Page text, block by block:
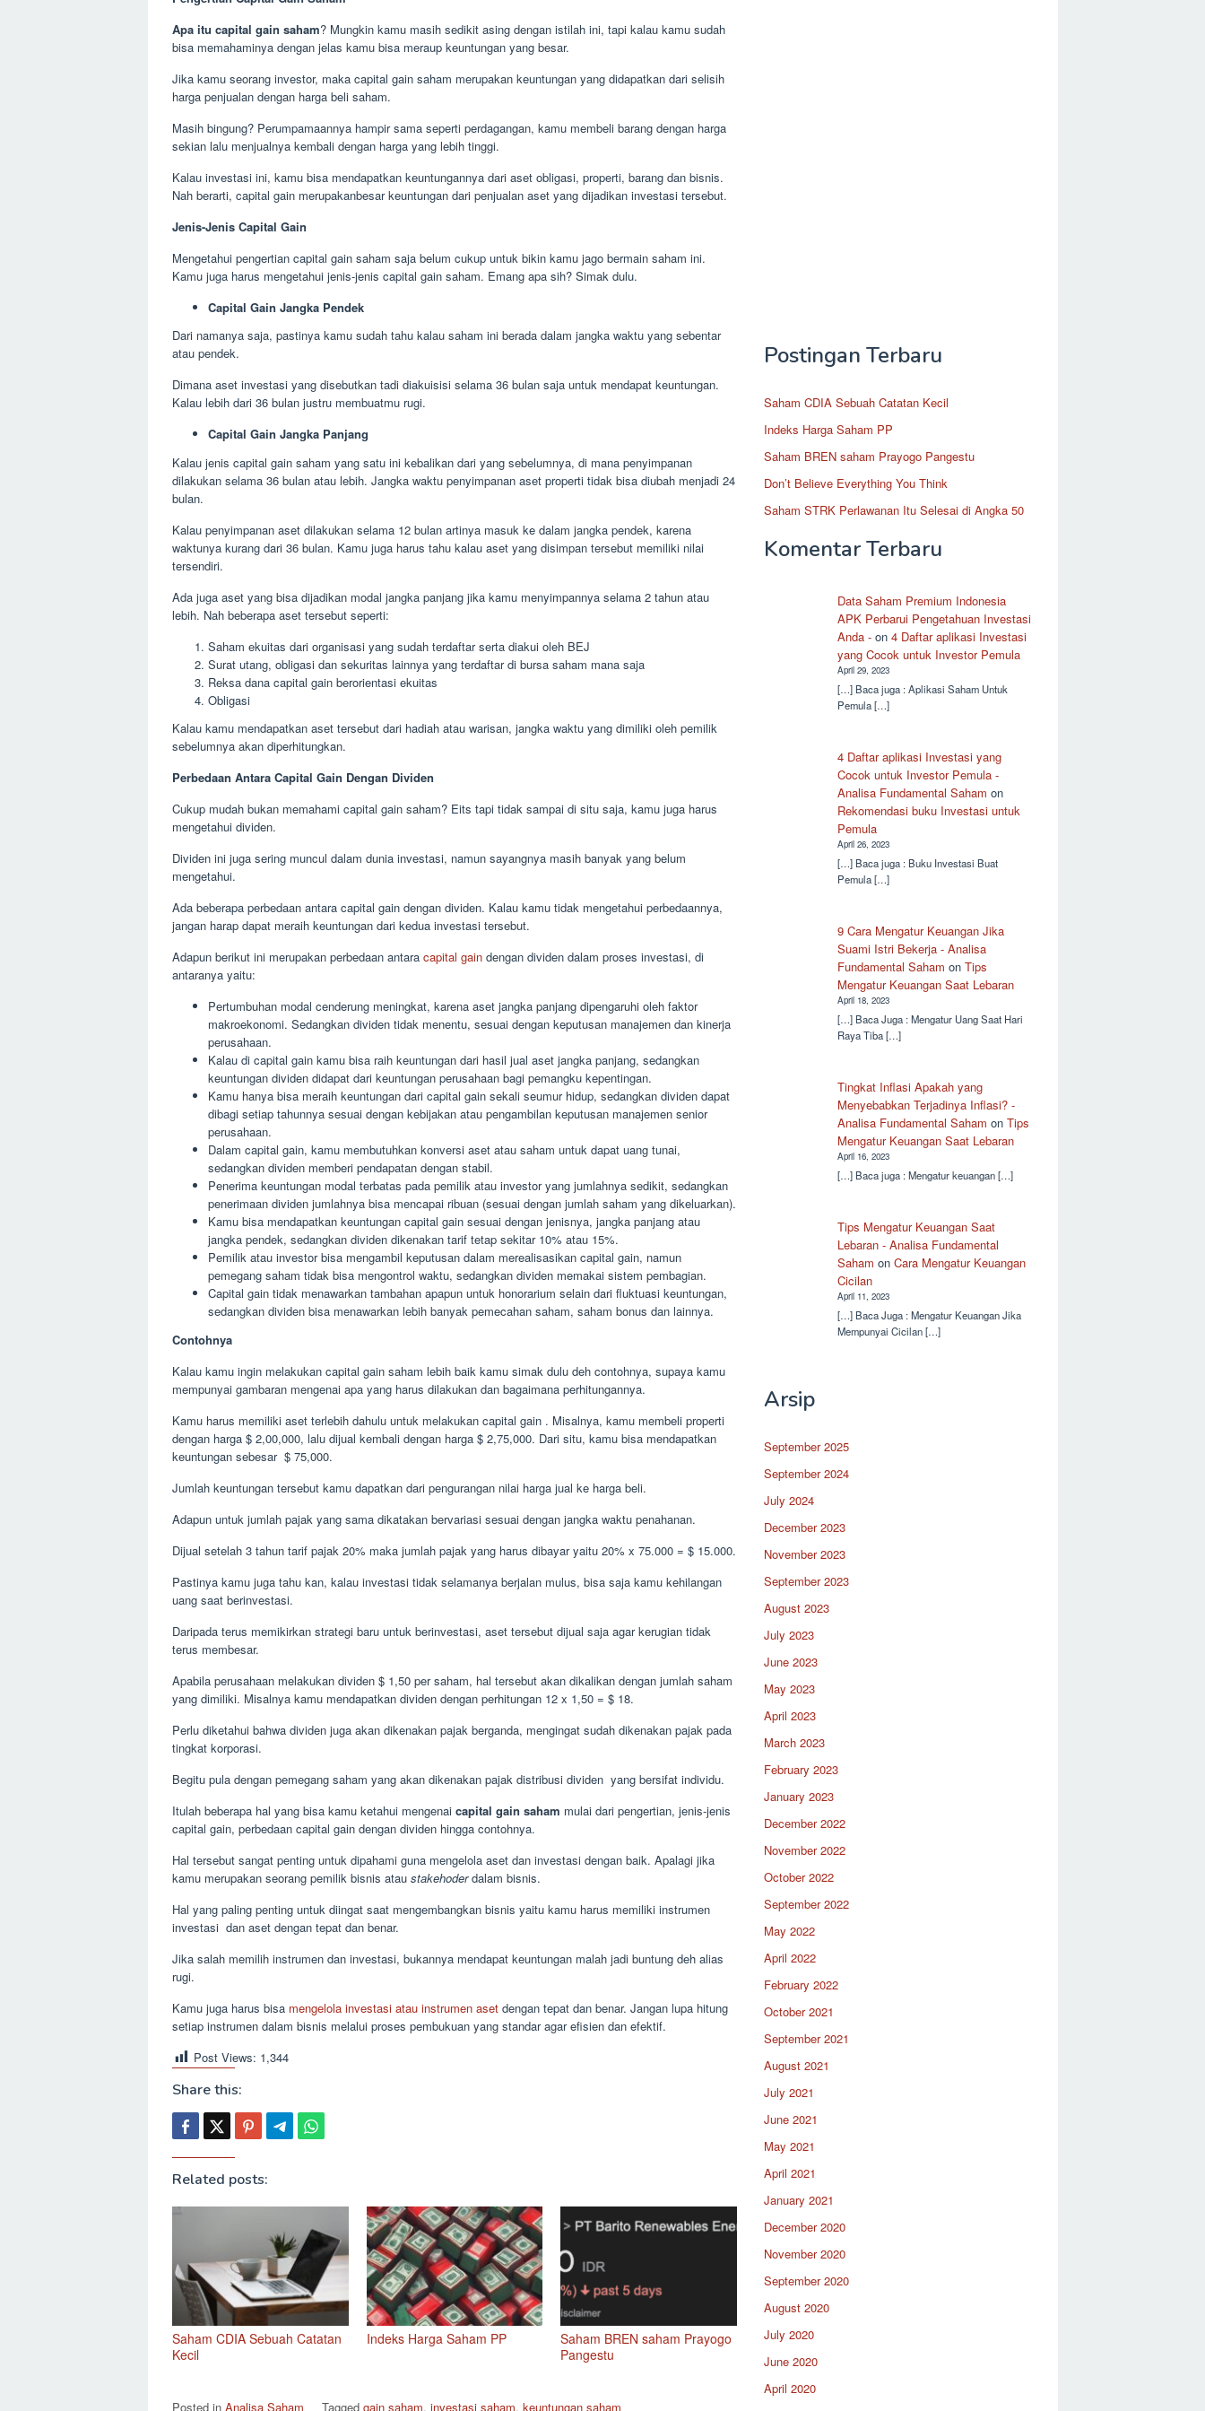
Apa itu capital gain saham? Mungkin kamu masih sedikit asing dengan istilah ini, tapi kalau kamu sudah
bisa memahaminya dengan jelas kamu bisa meraup keuntungan yang besar.
Jika kamu seorang investor, maka capital gain saham merupakan keuntungan yang didapatkan dari selisih
harga penjualan dengan harga beli saham.
Masih bingung? Perumpamaannya hampir sama seperti perdagangan, kamu membeli barang dengan harga
sekian lalu menjualnya kembali dengan harga yang lebih tinggi.
Kalau investasi ini, kamu bisa mendapatkan keuntungannya dari aset obligasi, properti, barang dan bisnis.
Nah berarti, capital gain merupakanbesar keuntungan dari penjualan aset yang dijadikan investasi tersebut.
Jenis-Jenis Capital Gain
Mengetahui pengertian capital gain saham saja belum cukup untuk bikin kamu jago bermain saham ini.
Kamu juga harus mengetahui jenis-jenis capital gain saham. Emang apa sih? Simak dulu.
Capital Gain Jangka Pendek
Dari namanya saja, pastinya kamu sudah tahu kalau saham ini berada dalam jangka waktu yang sebentar
atau pendek.
Dimana aset investasi yang disebutkan tadi diakuisisi selama 36 bulan saja untuk mendapat keuntungan.
Kalau lebih dari 36 bulan justru membuatmu rugi.
Capital Gain Jangka Panjang
Kalau jenis capital gain saham yang satu ini kebalikan dari yang sebelumnya, di mana penyimpanan
dilakukan selama 36 bulan atau lebih. Jangka waktu penyimpanan aset properti tidak bisa diubah menjadi 24
bulan.
Kalau penyimpanan aset dilakukan selama 12 bulan artinya masuk ke dalam jangka pendek, karena
waktunya kurang dari 36 bulan. Kamu juga harus tahu kalau aset yang disimpan tersebut memiliki nilai
tersendiri.
Ada juga aset yang bisa dijadikan modal jangka panjang jika kamu menyimpannya selama 2 tahun atau
lebih. Nah beberapa aset tersebut seperti:
Saham ekuitas dari organisasi yang sudah terdaftar serta diakui oleh BEJ
Surat utang, obligasi dan sekuritas lainnya yang terdaftar di bursa saham mana saja
Reksa dana capital gain berorientasi ekuitas
Obligasi
Kalau kamu mendapatkan aset tersebut dari hadiah atau warisan, jangka waktu yang dimiliki oleh pemilik
sebelumnya akan diperhitungkan.
Perbedaan Antara Capital Gain Dengan Dividen
Cukup mudah bukan memahami capital gain saham? Eits tapi tidak sampai di situ saja, kamu juga harus
mengetahui dividen.
Dividen ini juga sering muncul dalam dunia investasi, namun sayangnya masih banyak yang belum
mengetahui.
Ada beberapa perbedaan antara capital gain dengan dividen. Kalau kamu tidak mengetahui perbedaannya,
jangan harap dapat meraih keuntungan dari kedua investasi tersebut.
Adapun berikut ini merupakan perbedaan antara capital gain dengan dividen dalam proses investasi, di
antaranya yaitu:
Pertumbuhan modal cenderung meningkat, karena aset jangka panjang dipengaruhi oleh faktor
makroekonomi. Sedangkan dividen tidak menentu, sesuai dengan keputusan manajemen dan kinerja
perusahaan.
Kalau di capital gain kamu bisa raih keuntungan dari hasil jual aset jangka panjang, sedangkan
keuntungan dividen didapat dari keuntungan perusahaan bagi pemangku kepentingan.
Kamu hanya bisa meraih keuntungan dari capital gain sekali seumur hidup, sedangkan dividen dapat
dibagi setiap tahunnya sesuai dengan kebijakan atau pengambilan keputusan manajemen senior
perusahaan.
Dalam capital gain, kamu membutuhkan konversi aset atau saham untuk dapat uang tunai,
sedangkan dividen memberi pendapatan dengan stabil.
Penerima keuntungan modal terbatas pada pemilik atau investor yang jumlahnya sedikit, sedangkan
penerimaan dividen jumlahnya bisa mencapai ribuan (sesuai dengan jumlah saham yang dikeluarkan).
Kamu bisa mendapatkan keuntungan capital gain sesuai dengan jenisnya, jangka panjang atau
jangka pendek, sedangkan dividen dikenakan tarif tetap sekitar 10% atau 15%.
Pemilik atau investor bisa mengambil keputusan dalam merealisasikan capital gain, namun
pemegang saham tidak bisa mengontrol waktu, sedangkan dividen memakai sistem pembagian.
Capital gain tidak menawarkan tambahan apapun untuk honorarium selain dari fluktuasi keuntungan,
sedangkan dividen bisa menawarkan lebih banyak pemecahan saham, saham bonus dan lainnya.
Contohnya
Kalau kamu ingin melakukan capital gain saham lebih baik kamu simak dulu deh contohnya, supaya kamu
mempunyai gambaran mengenai apa yang harus dilakukan dan bagaimana perhitungannya.
Kamu harus memiliki aset terlebih dahulu untuk melakukan capital gain . Misalnya, kamu membeli properti
dengan harga $ 2,00,000, lalu dijual kembali dengan harga $ 2,75,000. Dari situ, kamu bisa mendapatkan
keuntungan sebesar $ 75,000.
Jumlah keuntungan tersebut kamu dapatkan dari pengurangan nilai harga jual ke harga beli.
Adapun untuk jumlah pajak yang sama dikatakan bervariasi sesuai dengan jangka waktu penahanan.
Dijual setelah 3 tahun tarif pajak 20% maka jumlah pajak yang harus dibayar yaitu 20% x 75.000 = $ 15.000.
Pastinya kamu juga tahu kan, kalau investasi tidak selamanya berjalan mulus, bisa saja kamu kehilangan
uang saat berinvestasi.
Daripada terus memikirkan strategi baru untuk berinvestasi, aset tersebut dijual saja agar kerugian tidak
terus membesar.
Apabila perusahaan melakukan dividen $ 1,50 per saham, hal tersebut akan dikalikan dengan jumlah saham
yang dimiliki. Misalnya kamu mendapatkan dividen dengan perhitungan 12 x 1,50 = $ 18.
Perlu diketahui bahwa dividen juga akan dikenakan pajak berganda, mengingat sudah dikenakan pajak pada
tingkat korporasi.
Begitu pula dengan pemegang saham yang akan dikenakan pajak distribusi dividen yang bersifat individu.
Itulah beberapa hal yang bisa kamu ketahui mengenai capital gain saham mulai dari pengertian, jenis-jenis
capital gain, perbedaan capital gain dengan dividen hingga contohnya.
Hal tersebut sangat penting untuk dipahami guna mengelola aset dan investasi dengan baik. Apalagi jika
kamu merupakan seorang pemilik bisnis atau stakehoderdalam bisnis.
Hal yang paling penting untuk diingat saat mengembangkan bisnis yaitu kamu harus memiliki instrumen
investasi dan aset dengan tepat dan benar.
Jika salah memilih instrumen dan investasi, bukannya mendapat keuntungan malah jadi buntung deh alias
rugi.
Kamu juga harus bisa mengelola investasi atau instrumen aset dengan tepat dan benar. Jangan lupa hitung
setiap instrumen dalam bisnis melalui proses pembukuan yang standar agar efisien dan efektif.
Post Views: 1,344
Share this:
Related posts:
Saham CDIA Sebuah Catatan
Kecil
Indeks Harga Saham PP
Saham BREN saham Prayogo
Pangestu
Posted in Analisa Saham Tagged gain saham, investasi saham, keuntungan saham
Postingan Terbaru
Saham CDIA Sebuah Catatan Kecil
Indeks Harga Saham PP
Saham BREN saham Prayogo Pangestu
Don’t Believe Everything You Think
Saham STRK Perlawanan Itu Selesai di Angka 50
Komentar Terbaru
Data Saham Premium Indonesia
APK Perbarui Pengetahuan Investasi
Anda - on4 Daftar aplikasi Investasi
yang Cocok untuk Investor Pemula
April 29, 2023
[…] Baca juga : Aplikasi Saham Untuk
Pemula […]
4 Daftar aplikasi Investasi yang
Cocok untuk Investor Pemula -
Analisa Fundamental Saham on
Rekomendasi buku Investasi untuk
Pemula
April 26, 2023
[…] Baca juga : Buku Investasi Buat
Pemula […]
9 Cara Mengatur Keuangan Jika
Suami Istri Bekerja - Analisa
Fundamental Saham onTips
Mengatur Keuangan Saat Lebaran
April 18, 2023
[…] Baca Juga : Mengatur Uang Saat Hari
Raya Tiba […]
Tingkat Inflasi Apakah yang
Menyebabkan Terjadinya Inflasi? -
Analisa Fundamental Saham onTips
Mengatur Keuangan Saat Lebaran
April 16, 2023
[…] Baca juga : Mengatur keuangan […]
Tips Mengatur Keuangan Saat
Lebaran - Analisa Fundamental
Saham onCara Mengatur Keuangan
Cicilan
April 11, 2023
[…] Baca Juga : Mengatur Keuangan Jika
Mempunyai Cicilan […]
Arsip
September 2025
September 2024
July 2024
December 2023
November 2023
September 2023
August 2023
July 2023
June 2023
May 2023
April 2023
March 2023
February 2023
January 2023
December 2022
November 2022
October 2022
September 2022
May 2022
April 2022
February 2022
October 2021
September 2021
August 2021
July 2021
June 2021
May 2021
April 2021
January 2021
December 2020
November 2020
September 2020
August 2020
July 2020
June 2020
April 2020